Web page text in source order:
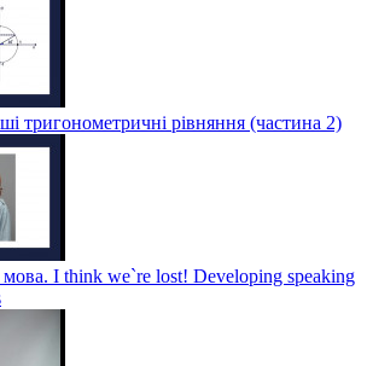
тригонометричні рівняння (частина 2)
мова. I think we`re lost! Developing speaking